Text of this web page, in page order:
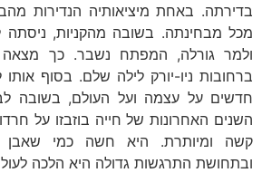
בדירתה. באחת מיציאותיה הנדירות
מכל מבחינתה. בשובה מהקניות,
ולמר גורלה, המפתח נשבר. כך
ברחובות ניו-יורק לילה שלם. בסוף אותו
חדשים על עצמה ועל העולם, בשובה
השנים האחרונות של חייה בוזבזו על
קשה ומיותרת. היא חשה כמי שאבן
ובתחושת התרגשות גדולה היא הלכה